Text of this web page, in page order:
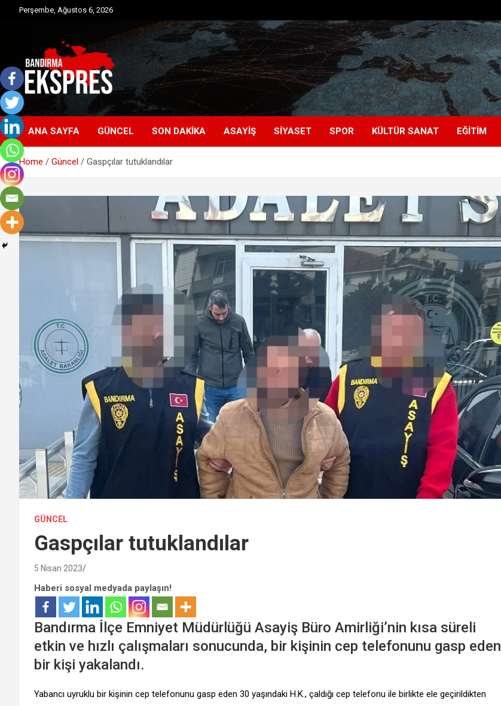
Perşembe, Ağustos 6, 2026
Bandırma Ekspres
Bandırma'dan güncel haberler
ANA SAYFA GÜNCEL SON DAKIKA ASAYIŞ SIYASET SPOR KÜLTÜR SANAT EĞITIM
Home Güncel Gaspçılar tutuklandılar
GÜNCEL
Gaspçılar tutuklandılar
5 Nisan 2023
Haberi sosyal medyada paylaşın!
Bandırma İlçe Emniyet Müdürlüğü Asayiş Büro Amirliği’nin kısa süreli
etkin ve hızlı çalışmaları sonucunda, bir kişinin cep telefonunu gasp eden
bir kişi yakalandı.
Yabancı uyruklu bir kişinin cep telefonunu gasp eden 30 yaşındaki H.K., çaldığı cep telefonu ile birlikte ele geçirildikten